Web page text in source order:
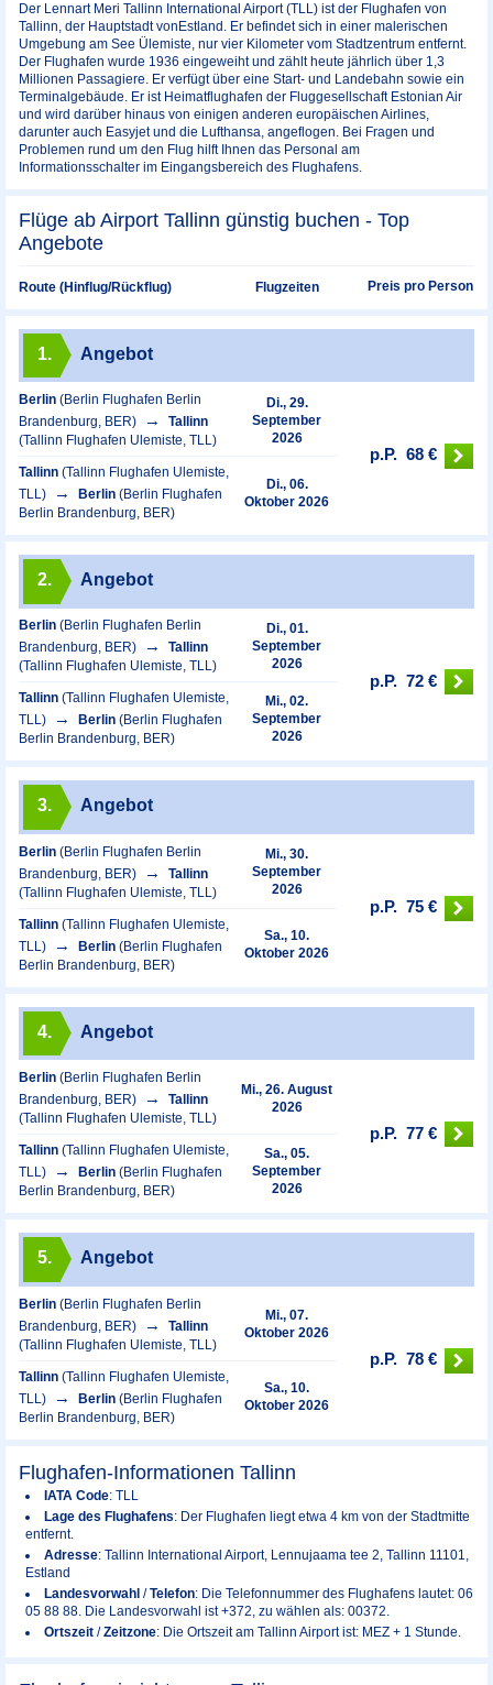
Der Lennart Meri Tallinn International Airport (TLL) ist der Flughafen von
Tallinn, der Hauptstadt vonEstland. Er befindet sich in einer malerischen
Umgebung am See Ülemiste, nur vier Kilometer vom Stadtzentrum entfernt.
Der Flughafen wurde 1936 eingeweiht und zählt heute jährlich über 1,3
Millionen Passagiere. Er verfügt über eine Start- und Landebahn sowie ein
Terminalgebäude. Er ist Heimatflughafen der Fluggesellschaft Estonian Air
und wird darüber hinaus von einigen anderen europäischen Airlines,
darunter auch Easyjet und die Lufthansa, angeflogen. Bei Fragen und
Problemen rund um den Flug hilft Ihnen das Personal am
Informationsschalter im Eingangsbereich des Flughafens.
Flüge ab Airport Tallinn günstig buchen - Top
Angebote
Route (Hinflug/Rückflug) Flugzeiten Preis pro Person
1. Angebot
Berlin (Berlin Flughafen Berlin
Brandenburg, BER)
Tallinn
(Tallinn Flughafen Ulemiste, TLL)
Di., 29.
September
2026
Tallinn (Tallinn Flughafen Ulemiste,
TLL)
Berlin (Berlin Flughafen
Berlin Brandenburg, BER)
Di., 06.
Oktober 2026
p.P. 68 €
2. Angebot
Berlin (Berlin Flughafen Berlin
Brandenburg, BER)
Tallinn
(Tallinn Flughafen Ulemiste, TLL)
Di., 01.
September
2026
Tallinn (Tallinn Flughafen Ulemiste,
TLL)
Berlin (Berlin Flughafen
Berlin Brandenburg, BER)
Mi., 02.
September
2026
p.P. 72 €
3. Angebot
Berlin (Berlin Flughafen Berlin
Brandenburg, BER)
Tallinn
(Tallinn Flughafen Ulemiste, TLL)
Mi., 30.
September
2026
Tallinn (Tallinn Flughafen Ulemiste,
TLL)
Berlin (Berlin Flughafen
Berlin Brandenburg, BER)
Sa., 10.
Oktober 2026
p.P. 75 €
4. Angebot
Berlin (Berlin Flughafen Berlin
Brandenburg, BER)
Tallinn
(Tallinn Flughafen Ulemiste, TLL)
Mi., 26. August
2026
Tallinn (Tallinn Flughafen Ulemiste,
TLL)
Berlin (Berlin Flughafen
Berlin Brandenburg, BER)
Sa., 05.
September
2026
p.P. 77 €
5. Angebot
Berlin (Berlin Flughafen Berlin
Brandenburg, BER)
Tallinn
(Tallinn Flughafen Ulemiste, TLL)
Mi., 07.
Oktober 2026
Tallinn (Tallinn Flughafen Ulemiste,
TLL)
Berlin (Berlin Flughafen
Berlin Brandenburg, BER)
Sa., 10.
Oktober 2026
p.P. 78 €
Flughafen-Informationen Tallinn
IATA Code: TLL
Lage des Flughafens: Der Flughafen liegt etwa 4 km von der Stadtmitte
entfernt.
Adresse: Tallinn International Airport, Lennujaama tee 2, Tallinn 11101,
Estland
Landesvorwahl /Telefon: Die Telefonnummer des Flughafens lautet: 06
05 88 88. Die Landesvorwahl ist +372, zu wählen als: 00372.
Ortszeit /Zeitzone: Die Ortszeit am Tallinn Airport ist: MEZ + 1 Stunde.